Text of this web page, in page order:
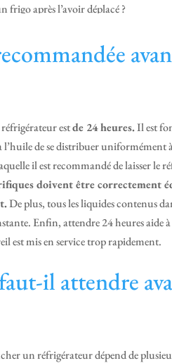
frigo après l’avoir déplacé ?
estde 24 heures.Il est
de se distribuer uniformément
il est recommandé de laisser
doivent être correctement
De plus, tous les liquides contenus
Enfin, attendre 24 heures aide à
est mis en service trop rapidement.
il attendre
un réfrigérateur dépend de